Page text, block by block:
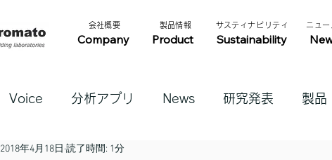
Company Product Sustainability
​製品情報​​
​会社概要​​ ​サスティナビリティ​ ニュ
Voice 分析アプリ News 研究発表 製品
2018年4月18日 読了時間: 1分